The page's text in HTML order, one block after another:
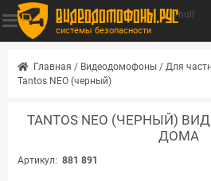
видеодомофоны.рус
системы безопасности
null
Главная / Видеодомофоны / Для
Tantos NEO (черный)
TANTOS NEO (ЧЕРНЫЙ)
ДОМА
Артикул: 881 891